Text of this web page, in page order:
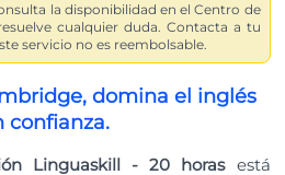
la disponibilidad en el Centro de
cualquier duda. Contacta a tu
servicio no es reembolsable.
domina el inglés
confianza.
Linguaskill - 20 horasestá